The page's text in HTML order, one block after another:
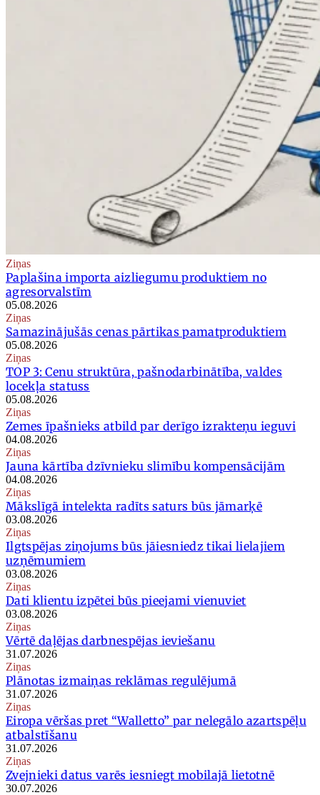
Ziņas
Paplašina importa aizliegumu produktiem no
agresorvalstīm
05.08.2026
Ziņas
Samazinājušās cenas pārtikas pamatproduktiem
05.08.2026
Ziņas
TOP 3: Cenu struktūra, pašnodarbinātība, valdes
locekļa statuss
05.08.2026
Ziņas
Zemes īpašnieks atbild par derīgo izrakteņu ieguvi
04.08.2026
Ziņas
Jauna kārtība dzīvnieku slimību kompensācijām
04.08.2026
Ziņas
Mākslīgā intelekta radīts saturs būs jāmarķē
03.08.2026
Ziņas
Ilgtspējas ziņojums būs jāiesniedz tikai lielajiem
uzņēmumiem
03.08.2026
Ziņas
Dati klientu izpētei būs pieejami vienuviet
03.08.2026
Ziņas
Vērtē daļējas darbnespējas ieviešanu
31.07.2026
Ziņas
Plānotas izmaiņas reklāmas regulējumā
31.07.2026
Ziņas
Eiropa vēršas pret “Walletto” par nelegālo azartspēļu
atbalstīšanu
31.07.2026
Ziņas
Zvejnieki datus varēs iesniegt mobilajā lietotnē
30.07.2026